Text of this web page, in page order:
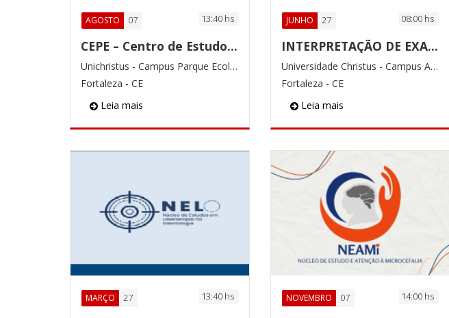
AGOSTO 07 13:40 hs
CEPE – Centro de Estudo de Pacientes Especiais
Unichristus - Campus Parque Ecológico
Fortaleza - CE
Leia mais
JUNHO 27 08:00 hs
INTERPRETAÇÃO DE EXAMES LABORATORIAIS
Universidade Christus - Campus Aldeota
Fortaleza - CE
Leia mais
MARÇO 27 13:40 hs NOVEMBRO 07 14:00 hs